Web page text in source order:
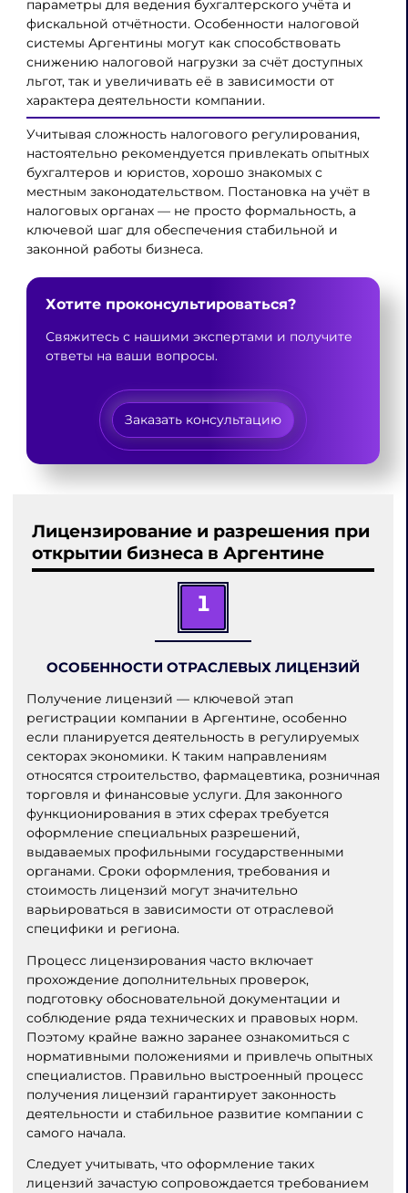
параметры для ведения бухгалтерского учёта и
фискальной отчётности. Особенности налоговой
системы Аргентины могут как способствовать
снижению налоговой нагрузки за счёт доступных
льгот, так и увеличивать её в зависимости от
характера деятельности компании.
Учитывая сложность налогового регулирования,
настоятельно рекомендуется привлекать опытных
бухгалтеров и юристов, хорошо знакомых с
местным законодательством. Постановка на учёт в
налоговых органах — не просто формальность, а
ключевой шаг для обеспечения стабильной и
законной работы бизнеса.
Хотите проконсультироваться?
Свяжитесь с нашими экспертами и получите
ответы на ваши вопросы.
Заказать консультацию
Лицензирование и разрешения при
открытии бизнеса в Аргентине
1
ОСОБЕННОСТИ ОТРАСЛЕВЫХ ЛИЦЕНЗИЙ
Получение лицензий — ключевой этап
регистрации компании в Аргентине, особенно
если планируется деятельность в регулируемых
секторах экономики. К таким направлениям
относятся строительство, фармацевтика, розничная
торговля и финансовые услуги. Для законного
функционирования в этих сферах требуется
оформление специальных разрешений,
выдаваемых профильными государственными
органами. Сроки оформления, требования и
стоимость лицензий могут значительно
варьироваться в зависимости от отраслевой
специфики и региона.
Процесс лицензирования часто включает
прохождение дополнительных проверок,
подготовку обосновательной документации и
соблюдение ряда технических и правовых норм.
Поэтому крайне важно заранее ознакомиться с
нормативными положениями и привлечь опытных
специалистов. Правильно выстроенный процесс
получения лицензий гарантирует законность
деятельности и стабильное развитие компании с
самого начала.
Следует учитывать, что оформление таких
лицензий зачастую сопровождается требованием